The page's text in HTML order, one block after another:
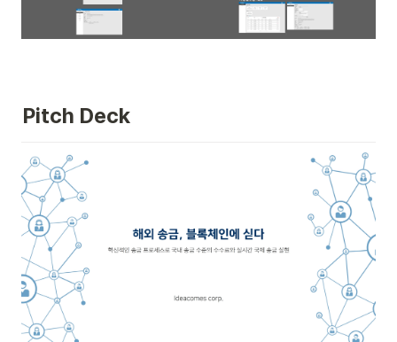
Pitch Deck